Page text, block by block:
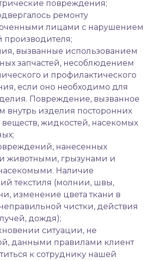
повреждения;
ремонту
лицами с нарушением
производителя;
вызванные использованием
запчастей, несоблюдением
и профилактического
если оно необходимо для
Повреждение, вызванное
внутрь изделия посторонних
жидкостей, насекомых
нанесенных
животными, грызунами и
Наличие
текстиля (молнии, швы,
изменение цвета ткани в
неправильной чистки, действия
дождя);
ситуации, не
данными правилами клиент
к сотруднику нашей